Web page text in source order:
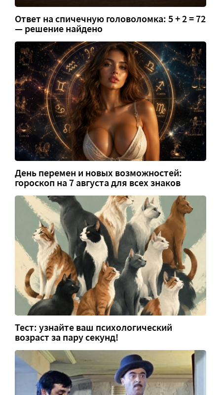
Ответ на спичечную головоломка: 5 + 2 = 72
— решение найдено
День перемен и новых возможностей:
гороскоп на 7 августа для всех знаков
Тест: узнайте ваш психологический
возраст за пару секунд!